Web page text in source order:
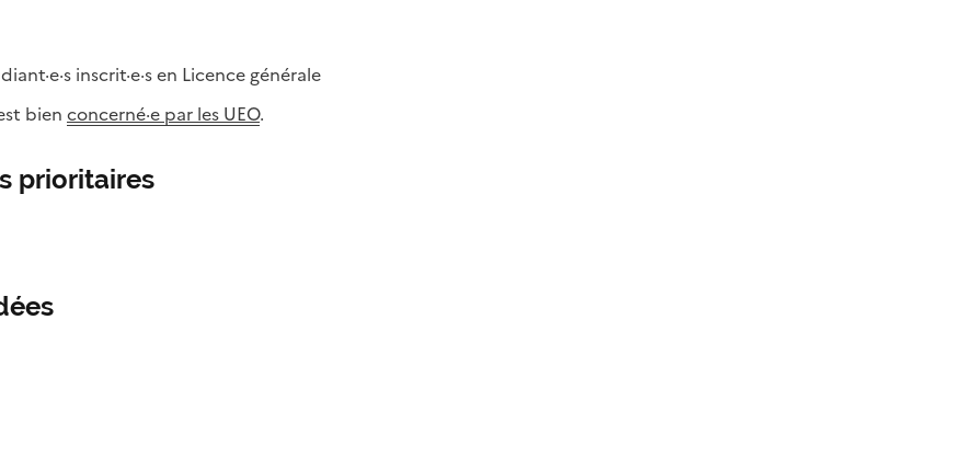
inscrit·e·s en Licence générale
bien concerné·e par les UEO.
prioritaires